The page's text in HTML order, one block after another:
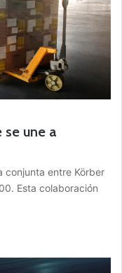
se une a
conjunta entre Körber
Esta colaboración